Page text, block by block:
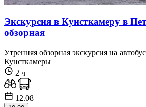
Экскурсия в Кунсткамеру в
обзорная
Утренняя обзорная экскурсия на
Кунсткамеры
2 ч
12.08